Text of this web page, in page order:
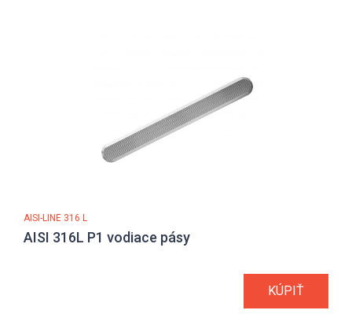
AISI-LINE 316 L
AISI 316L P1 vodiace pásy
KÚPIŤ